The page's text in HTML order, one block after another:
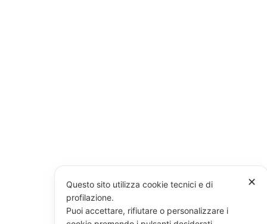
✕
Questo sito utilizza cookie tecnici e di
profilazione.
Puoi accettare, rifiutare o personalizzare i